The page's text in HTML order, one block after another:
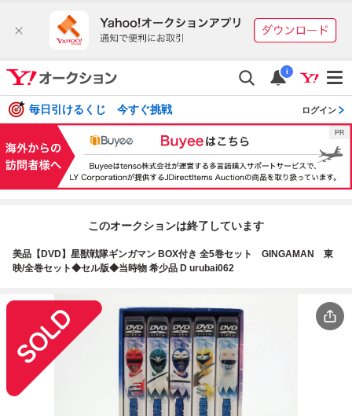
i
毎日引けるくじ 今すぐ挑戦 ログイン
このオークションは終了しています
美品【DVD】星獣戦隊ギンガマン BOX付き 全5巻セット GINGAMAN 東
映/全巻セット◆セル版◆当時物 希少品 D urubai062